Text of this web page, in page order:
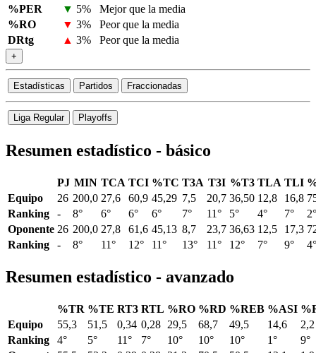
%PER
▼ 5%
Mejor que la media
%RO
▼ 3%
Peor que la media
DRtg
▲ 3% Peor que la media
+
Estadísticas Partidos Fraccionadas
Liga Regular Playoffs
Resumen estadístico - básico
PJ MIN TCA TCI %TC T3A T3I %T3 TLA TLI
Equipo
26 200,0 27,6 60,9 45,29 7,5 20,7 36,50 12,8 16,8
Ranking
- 8° 6° 6° 6° 7° 11° 5° 4° 7°
2°
Oponente 26 200,0 27,8 61,6 45,13 8,7 23,7 36,63 12,5 17,3
Ranking
- 8° 11° 12° 11° 13° 11° 12° 7° 9° 4°
Resumen estadístico - avanzado
%TR %TE RT3 RTL %RO %RD %REB %ASI
Equipo
55,3 51,5 0,34 0,28 29,5 68,7 49,5 14,6
2,2
Ranking
4° 5° 11° 7° 10° 10° 10° 1°
9°